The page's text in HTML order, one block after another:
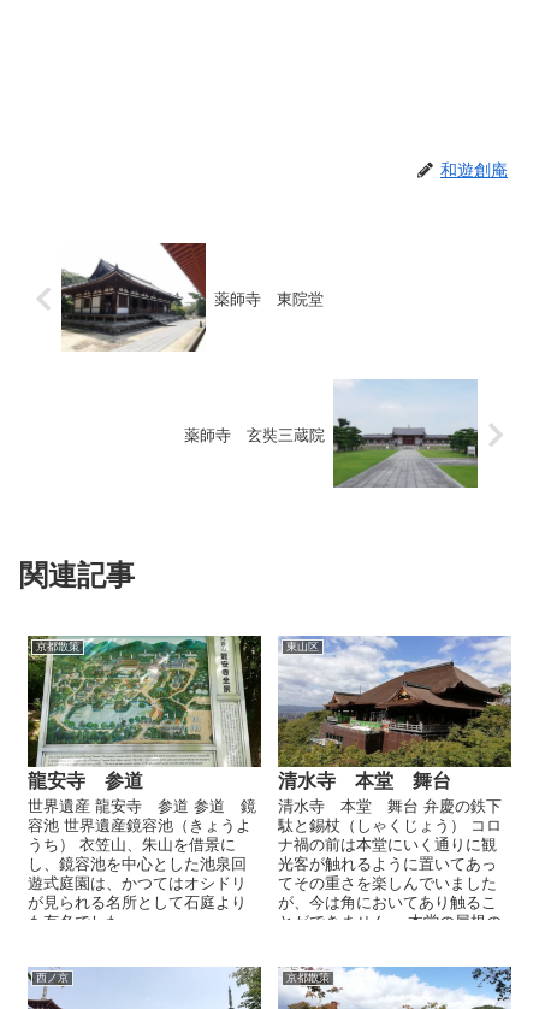
和遊創庵
薬師寺 東院堂
薬師寺 玄奘三蔵院
関連記事
京都散策
龍安寺 参道
世界遺産 龍安寺 参道 参道 鏡
容池 世界遺産鏡容池（きょうよ
うち） 衣笠山、朱山を借景に
し、鏡容池を中心とした池泉回
遊式庭園は、かつてはオシドリ
が見られる名所として石庭より
も有名でした...
東山区
清水寺 本堂 舞台
清水寺 本堂 舞台 弁慶の鉄下
駄と錫杖（しゃくじょう） コロ
ナ禍の前は本堂にいく通りに観
光客が触れるように置いてあっ
てその重さを楽しんでいました
が、今は角においてあり触るこ
とができません。 本堂の屋根の
西ノ京 京都散策